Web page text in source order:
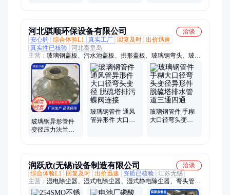
河北骐顺环保设备有限公司
洽谈
安心购
综合体验L1 真实工厂 回复及时 出价迅速
真实性已核验 河北秦皇岛
主营： 玻璃钢盖板、污水池盖板、拱形盖板、玻璃钢弯头、玻璃
钢桥架、玻璃钢电缆桥架、200*100桥架、100*100桥架、电缆桥
架、脱硫塔、一体化提升泵站、一体化泵站、玻璃钢拱形盖板、
玻璃钢集气罩、弧形盖板、污水池拱形盖板、污水池弧形盖板、
圆形密封罩、污水池密封罩、玻璃钢生物除臭箱、玻璃钢管道、
平形地沟盖板、臭水池集气密封罩、污水池加盖、生化池加盖
玻璃钢异形管件
变径压力法兰通
玻璃钢管件 通风
管异形件 大口径
玻璃钢管件 手糊
大口径弯头变径
润跃欣(无锡)设备制造有限公司
洽谈
综合体验L1
回复及时 出价迅速 资质已核验 江苏无锡
主营： 湿电除尘器、湿式电除尘器、湿式静电除尘器、弯头管
道、湿电除尘设备、不锈钢阳极管、阴极线、不锈钢喷淋塔、脱